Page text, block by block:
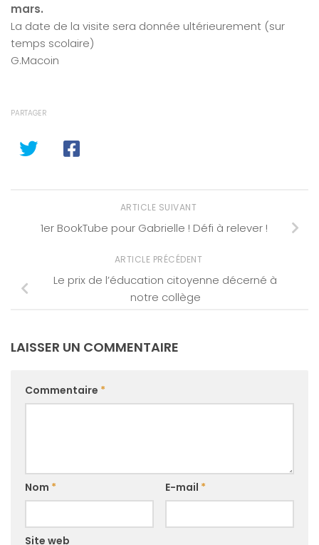
mars.
La date de la visite sera donnée ultérieurement (sur
temps scolaire)
G.Macoin
PARTAGER
ARTICLE SUIVANT
1er BookTube pour Gabrielle ! Défi à relever !
ARTICLE PRÉCÉDENT
Le prix de l’éducation citoyenne décerné à
notre collège
LAISSER UN COMMENTAIRE
Commentaire *
Nom * E-mail *
Site web